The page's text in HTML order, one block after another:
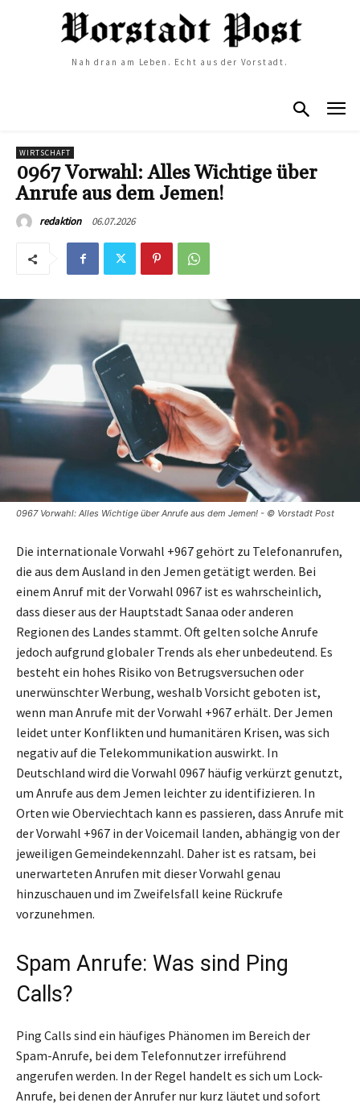
Nah dran am Leben. Echt aus der Vorstadt.
WIRTSCHAFT
0967 Vorwahl: Alles Wichtige über
Anrufe aus dem Jemen!
redaktion 06.07.2026
0967 Vorwahl: Alles Wichtige über Anrufe aus dem Jemen! - © Vorstadt Post
Die internationale Vorwahl +967 gehört zu Telefonanrufen,
die aus dem Ausland in den Jemen getätigt werden. Bei
einem Anruf mit der Vorwahl 0967 ist es wahrscheinlich,
dass dieser aus der Hauptstadt Sanaa oder anderen
Regionen des Landes stammt. Oft gelten solche Anrufe
jedoch aufgrund globaler Trends als eher unbedeutend. Es
besteht ein hohes Risiko von Betrugsversuchen oder
unerwünschter Werbung, weshalb Vorsicht geboten ist,
wenn man Anrufe mit der Vorwahl +967 erhält. Der Jemen
leidet unter Konflikten und humanitären Krisen, was sich
negativ auf die Telekommunikation auswirkt. In
Deutschland wird die Vorwahl 0967 häufig verkürzt genutzt,
um Anrufe aus dem Jemen leichter zu identifizieren. In
Orten wie Oberviechtach kann es passieren, dass Anrufe mit
der Vorwahl +967 in der Voicemail landen, abhängig von der
jeweiligen Gemeindekennzahl. Daher ist es ratsam, bei
unerwarteten Anrufen mit dieser Vorwahl genau
hinzuschauen und im Zweifelsfall keine Rückrufe
vorzunehmen.
Spam Anrufe: Was sind Ping
Calls?
Ping Calls sind ein häufiges Phänomen im Bereich der
Spam-Anrufe, bei dem Telefonnutzer irreführend
angerufen werden. In der Regel handelt es sich um Lock-
Anrufe, bei denen der Anrufer nur kurz läutet und sofort